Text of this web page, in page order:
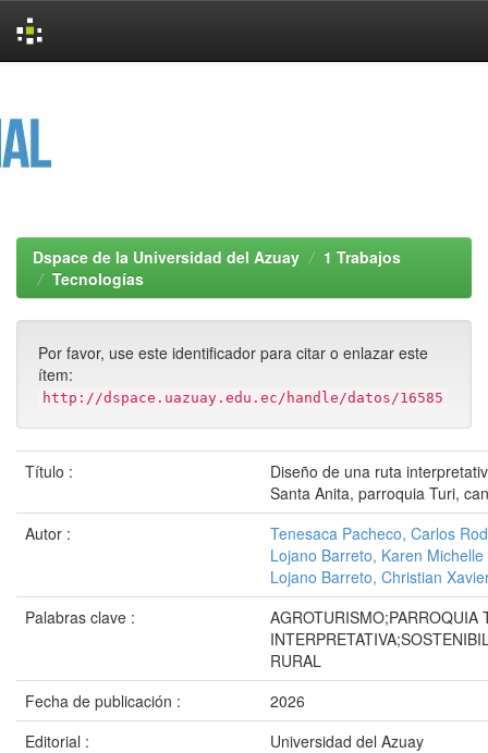
Dspace de la Universidad del Azuay
1 Trabajos
Tecnologías
Por favor, use este identificador para citar o enlazar este
ítem:
http://dspace.uazuay.edu.ec/handle/datos/16585
Título :
Diseño de una ruta
Santa Anita, parroquia Turi,
Autor :
Tenesaca Pacheco, Carlos
Lojano Barreto, Karen Michelle
Lojano Barreto, Christian
Palabras clave :
AGROTURISMO;PARROQUIA
RURAL
Fecha de publicación :
2026
Editorial :
Universidad del Azuay